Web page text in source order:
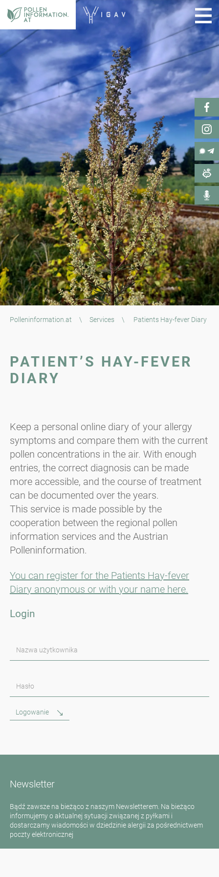
Polleninformation.at \ Services \ Patients Hay-fever Diary
PATIENT’S HAY-FEVER
DIARY
Keep a personal online diary of your allergy
symptoms and compare them with the current
pollen concentrations in the air. With enough
entries, the correct diagnosis can be made
more accessible, and the course of treatment
can be documented over the years.
This service is made possible by the
cooperation between the regional pollen
information services and the Austrian
Polleninformation.
You can register for the Patients Hay-fever
Diary anonymous or with your name here.
Login
Nazwa użytkownika
Hasło
Logowanie
Newsletter
Bądź zawsze na bieżąco z naszym Newsletterem. Na bieżąco
informujemy o aktualnej sytuacji związanej z pyłkami i
dostarczamy wiadomości w dziedzinie alergii za pośrednictwem
poczty elektronicznej